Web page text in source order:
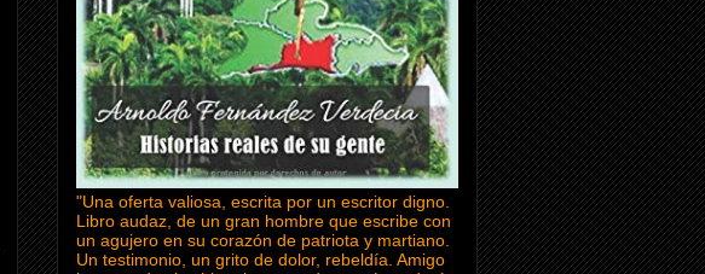
"Una oferta valiosa, escrita por un escritor digno.
Libro audaz, de un gran hombre que escribe con
un agujero en su corazón de patriota y martiano.
Un testimonio, un grito de dolor, rebeldía. Amigo